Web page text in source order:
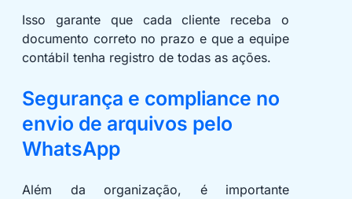
Isso garante que cada cliente receba o
documento correto no prazo e que a equipe
contábil tenha registro de todas as ações.
Segurança e compliance no
envio de arquivos pelo
WhatsApp
Além da organização, é importante